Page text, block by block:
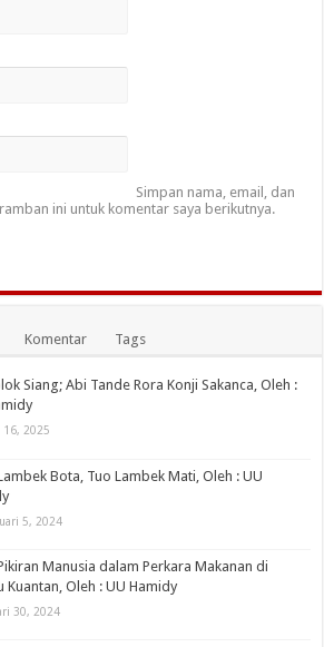
Simpan nama, email, dan
ini untuk komentar saya berikutnya.
Komentar Tags
Siang; Abi Tande Rora Konji Sakanca, Oleh :
2025
Bota, Tuo Lambek Mati, Oleh : UU
5, 2024
Manusia dalam Perkara Makanan di
Kuantan, Oleh : UU Hamidy
30, 2024